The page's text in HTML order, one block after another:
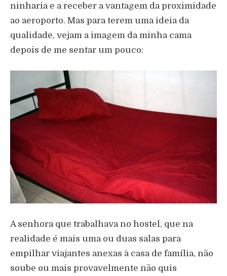
ninharia e a receber a vantagem da proximidade
ao aeroporto. Mas para terem uma ideia da
qualidade, vejam a imagem da minha cama
depois de me sentar um pouco:
A senhora que trabalhava no hostel, que na
realidade é mais uma ou duas salas para
empilhar viajantes anexas à casa de família, não
soube ou mais provavelmente não quis